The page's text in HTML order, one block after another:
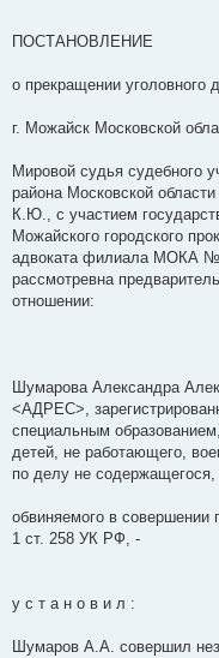
ПОСТАНОВЛЕНИЕ
о прекращении уголовного
г. Можайск Московской
Мировой судья судебного
района Московской
К.Ю., с участием
Можайского городского
адвоката филиала МОКА
рассмотревна
отношении:
Шумарова Александра
<АДРЕС>,
специальным
детей, не работающего,
по делу не
обвиняемого в совершении
1 ст. 258 УК РФ, -
у с т а н о в и л :
Шумаров А.А. совершил